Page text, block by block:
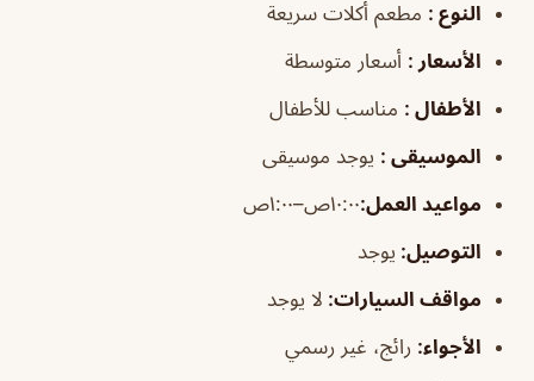
النوع : مطعم أكلات سريعة
الأسعار : أسعار متوسطة
الأطفال : مناسب للأطفال
الموسيقى : يوجد موسيقى
مواعيد العمل:١٠:٠٠ص–١:٠٠ص
التوصيل: يوجد
مواقف السيارات: لا يوجد
الأجواء: رائج، غير رسمي